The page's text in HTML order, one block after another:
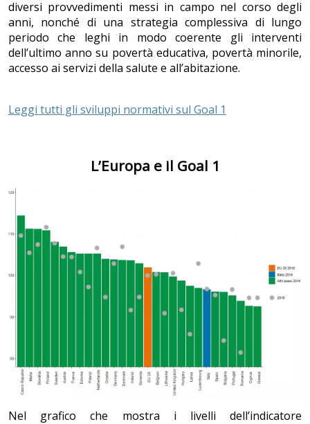
diversi provvedimenti messi in campo nel corso degli
anni, nonché di una strategia complessiva di lungo
periodo che leghi in modo coerente gli interventi
dell’ultimo anno su povertà educativa, povertà minorile,
accesso ai servizi della salute e all’abitazione.
Leggi tutti gli sviluppi normativi sul Goal 1
L’Europa e il Goal 1
Nel grafico che mostra i livelli dell’indicatore